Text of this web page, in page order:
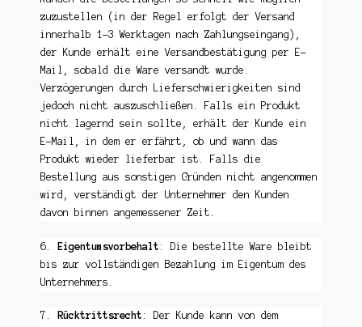
zuzustellen (in der Regel erfolgt der Versand
innerhalb 1-3 Werktagen nach Zahlungseingang),
der Kunde erhält eine Versandbestätigung per E-
Mail, sobald die Ware versandt wurde.
Verzögerungen durch Lieferschwierigkeiten sind
jedoch nicht auszuschließen. Falls ein Produkt
nicht lagernd sein sollte, erhält der Kunde ein
E-Mail, in dem er erfährt, ob und wann das
Produkt wieder lieferbar ist. Falls die
Bestellung aus sonstigen Gründen nicht angenommen
wird, verständigt der Unternehmer den Kunden
davon binnen angemessener Zeit.
6. Eigentumsvorbehalt : Die bestellte Ware bleibt
bis zur vollständigen Bezahlung im Eigentum des
Unternehmers.
7. Rücktrittsrecht : Der Kunde kann von dem